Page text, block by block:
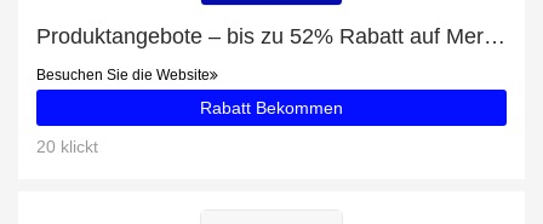
Produktangebote – bis zu 52% Rabatt auf Merida eONE-SIXTY 500 L
Besuchen Sie die Website
Rabatt Bekommen
20 klickt